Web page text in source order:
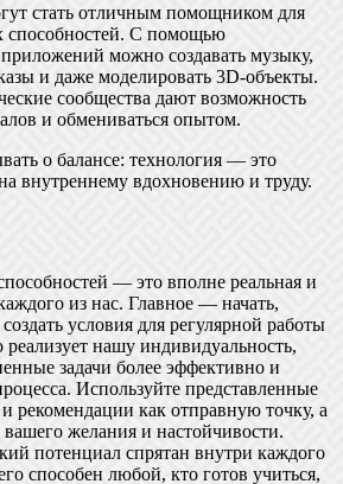
стать отличным помощником для
способностей. С помощью
можно создавать музыку,
и даже моделировать 3D-объекты.
сообщества дают возможность
и обмениваться опытом.
о балансе: технология — это
внутреннему вдохновению и труду.
— это вполне реальная и
из нас. Главное — начать,
условия для регулярной работы
реализует нашу индивидуальность,
задачи более эффективно и
Используйте представленные
рекомендации как отправную точку, а
вашего желания и настойчивости.
потенциал спрятан внутри каждого
способен любой, кто готов учиться,